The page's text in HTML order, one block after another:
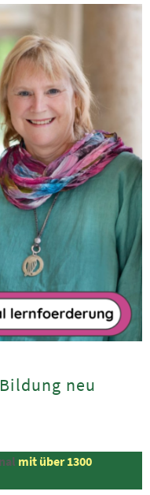
neu
mit über 1300